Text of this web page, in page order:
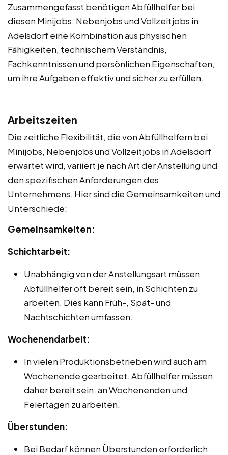
Zusammengefasst benötigen Abfüllhelfer bei
diesen Minijobs, Nebenjobs und Vollzeitjobs in
Adelsdorf eine Kombination aus physischen
Fähigkeiten, technischem Verständnis,
Fachkenntnissen und persönlichen Eigenschaften,
um ihre Aufgaben effektiv und sicher zu erfüllen.
Arbeitszeiten
Die zeitliche Flexibilität, die von Abfüllhelfern bei
Minijobs, Nebenjobs und Vollzeitjobs in Adelsdorf
erwartet wird, variiert je nach Art der Anstellung und
den spezifischen Anforderungen des
Unternehmens. Hier sind die Gemeinsamkeiten und
Unterschiede:
Gemeinsamkeiten:
Schichtarbeit:
Unabhängig von der Anstellungsart müssen
Abfüllhelfer oft bereit sein, in Schichten zu
arbeiten. Dies kann Früh-, Spät- und
Nachtschichten umfassen.
Wochenendarbeit:
In vielen Produktionsbetrieben wird auch am
Wochenende gearbeitet. Abfüllhelfer müssen
daher bereit sein, an Wochenenden und
Feiertagen zu arbeiten.
Überstunden:
Bei Bedarf können Überstunden erforderlich